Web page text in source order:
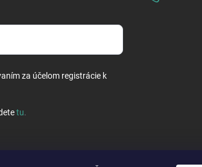
za účelom registrácie k
tu.